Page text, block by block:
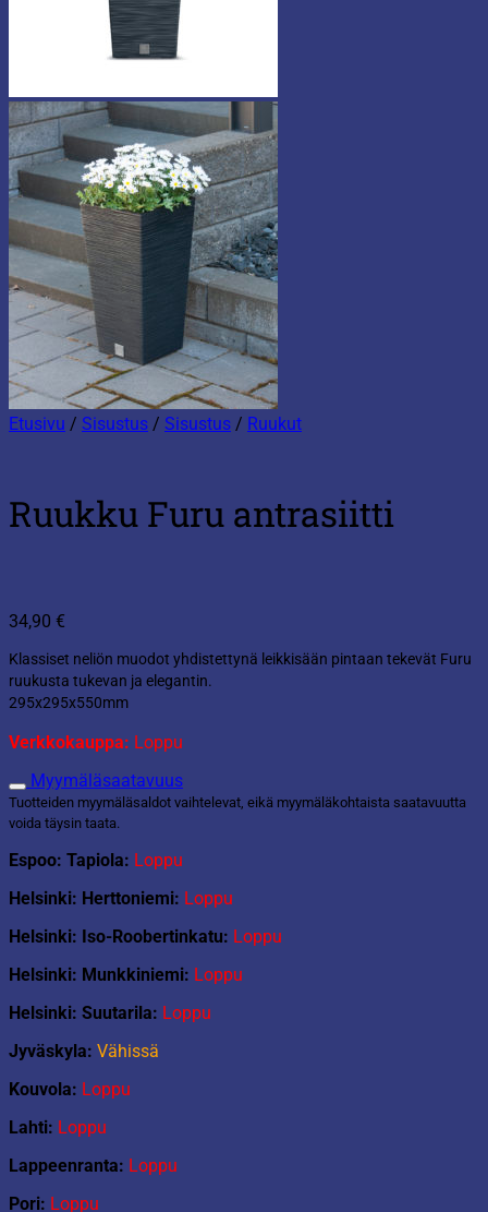
Etusivu / Sisustus / Sisustus / Ruukut
Ruukku Furu antrasiitti
34,90 €
Klassiset neliön muodot yhdistettynä leikkisään pintaan tekevät Furu
ruukusta tukevan ja elegantin.
295x295x550mm
Verkkokauppa: Loppu
Myymäläsaatavuus
Tuotteiden myymäläsaldot vaihtelevat, eikä myymäläkohtaista saatavuutta
voida täysin taata.
Espoo: Tapiola: Loppu
Helsinki: Herttoniemi: Loppu
Helsinki: Iso-Roobertinkatu: Loppu
Helsinki: Munkkiniemi: Loppu
Helsinki: Suutarila: Loppu
Jyväskyla: Vähissä
Kouvola: Loppu
Lahti: Loppu
Lappeenranta: Loppu
Pori: Loppu